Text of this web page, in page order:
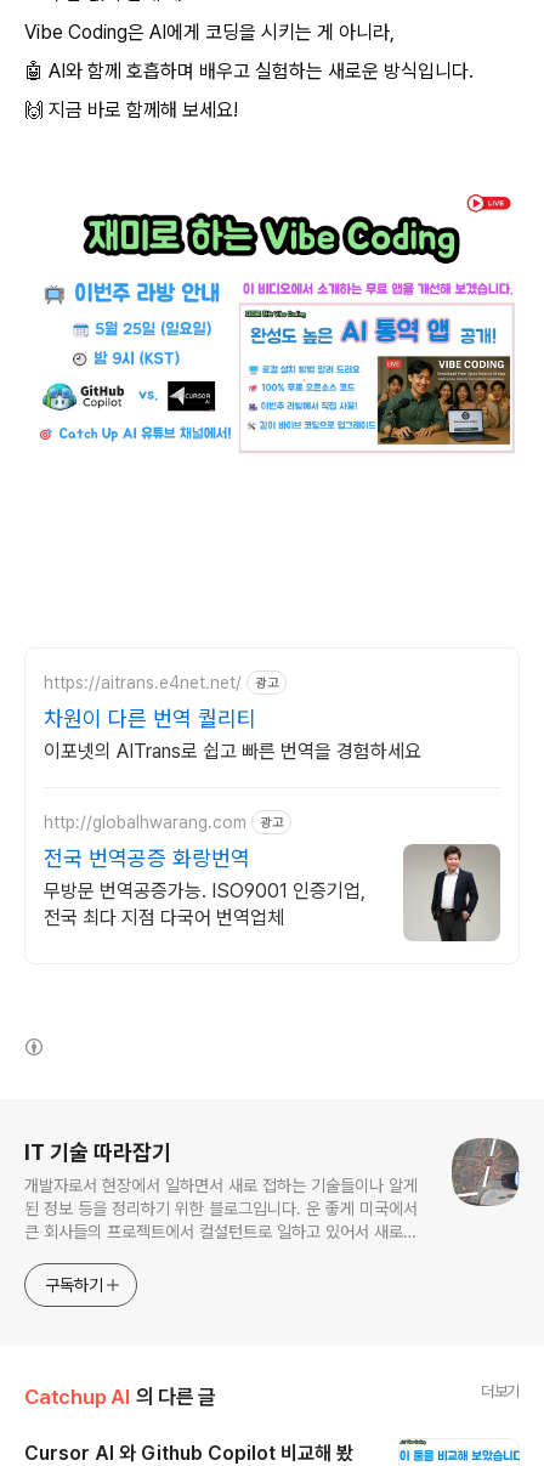
Vibe Coding은 AI에게 코딩을 시키는 게 아니라,
🤖 AI와 함께 호흡하며 배우고 실험하는 새로운 방식입니다.
🙌 지금 바로 함께해 보세요!
https://aitrans.e4net.net/ 광고
차원이 다른 번역 퀄리티
이포넷의 AITrans로 쉽고 빠른 번역을 경험하세요
http://globalhwarang.com 광고
전국 번역공증 화랑번역
무방문 번역공증가능. ISO9001 인증기업,
전국 최다 지점 다국어 번역업체
IT 기술 따라잡기
개발자로서 현장에서 일하면서 새로 접하는 기술들이나 알게
된 정보 등을 정리하기 위한 블로그입니다. 운 좋게 미국에서
큰 회사들의 프로젝트에서 컬설턴트로 일하고 있어서 새로운
사용되는 툴들에 대해 많은 분들과 정보를 공유하고 싶습니다.
구독하기
Catchup AI 의 다른 글 더보기
Cursor AI 와 Github Copilot 비교해 봤